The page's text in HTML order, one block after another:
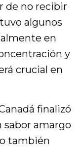
de no recibir
algunos
en
y
crucial en
finalizó
sabor amargo
también